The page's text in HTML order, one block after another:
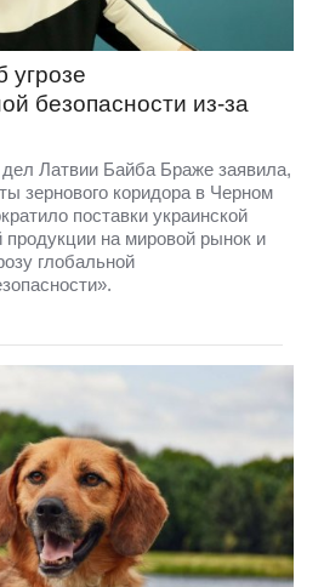
угрозе
безопасности из-за
Латвии Байба Браже заявила,
зернового коридора в Черном
поставки украинской
продукции на мировой рынок и
глобальной